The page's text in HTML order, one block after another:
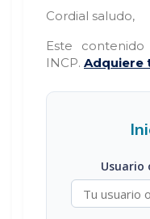
Cordial saludo,
Este
INCP. Adquiere
Usuario